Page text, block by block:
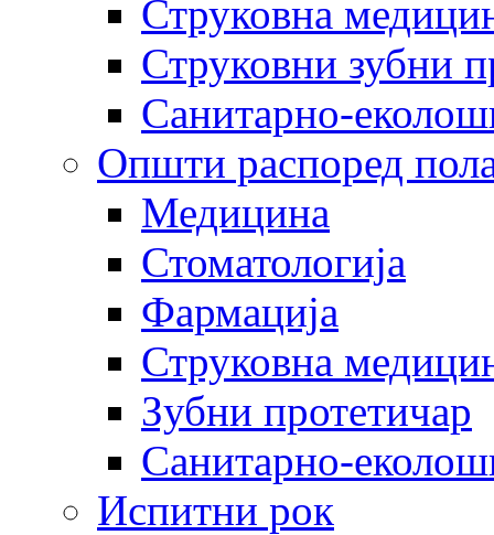
Струковна
Струковни зубни
Санитарно-
Општи распоред
Медицина
Стоматологија
Фармација
Струковна
Зубни протетичар
Санитарно-
Испитни рок